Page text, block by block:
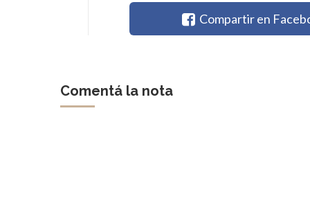
Compartir en
Comentá la nota